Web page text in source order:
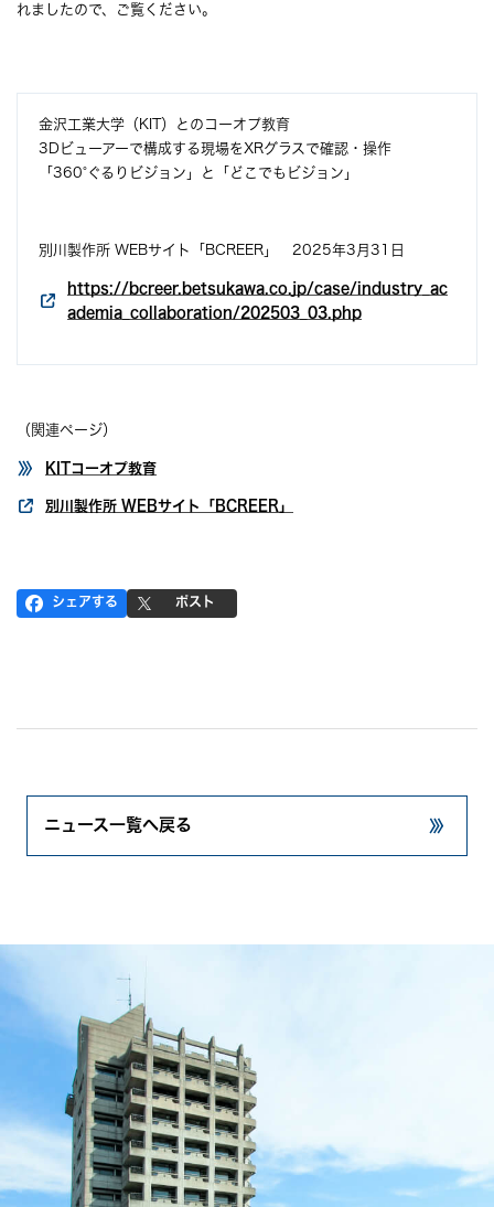
れましたので、ご覧ください。
金沢工業大学（KIT）とのコーオプ教育
3Dビューアーで構成する現場をXRグラスで確認・操作
「360°ぐるりビジョン」と「どこでもビジョン」
別川製作所 WEBサイト「BCREER」 2025年3月31日
https://bcreer.betsukawa.co.jp/case/industry_ac
ademia_collaboration/202503_03.php
（関連ページ）
KITコーオプ教育
別川製作所 WEBサイト「BCREER」
シェアする ポスト
ニュース一覧へ戻る